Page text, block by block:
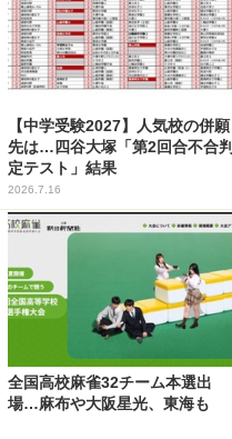
【中学受験2027】人気校の併願
先は…四谷大塚「第2回合不合判
定テスト」結果
2026.7.16
全国高校麻雀32チーム本選出
場…麻布や大阪星光、東海も